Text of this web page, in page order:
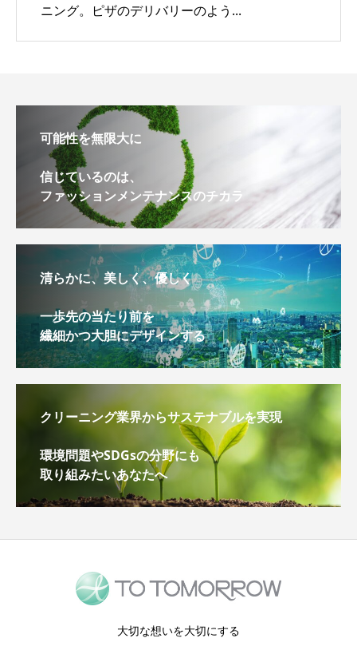
ニング。ピザのデリバリーのよう...
可能性を無限大に
信じているのは、
ファッションメンテナンスのチカラ
清らかに、美しく、優しく
一歩先の当たり前を
繊細かつ大胆にデザインする
クリーニング業界からサステナブルを実現
環境問題やSDGsの分野にも
取り組みたいあなたへ
大切な想いを大切にする